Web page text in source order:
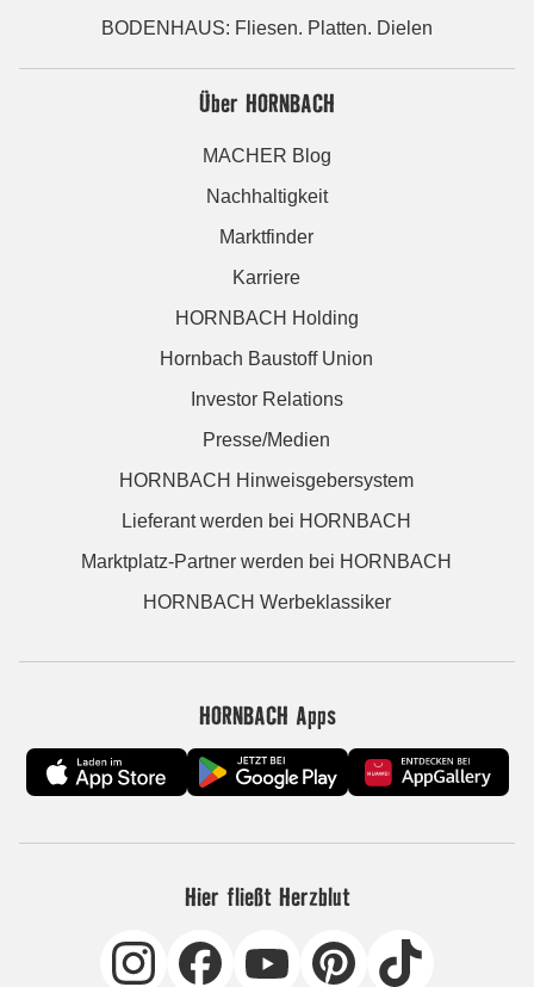
BODENHAUS: Fliesen. Platten. Dielen
Über HORNBACH
MACHER Blog
Nachhaltigkeit
Marktfinder
Karriere
HORNBACH Holding
Hornbach Baustoff Union
Investor Relations
Presse/Medien
HORNBACH Hinweisgebersystem
Lieferant werden bei HORNBACH
Marktplatz-Partner werden bei HORNBACH
HORNBACH Werbeklassiker
HORNBACH Apps
Hier fließt Herzblut